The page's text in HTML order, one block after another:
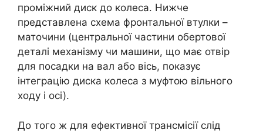
проміжний диск до колеса. Нижче
представлена схема фронтальної втулки –
маточини (центральної частини обертової
деталі механізму чи машини, що має отвір
для посадки на вал або вісь, показує
інтеграцію диска колеса з муфтою вільного
ходу і осі).
До того ж для ефективної трансмісії слід